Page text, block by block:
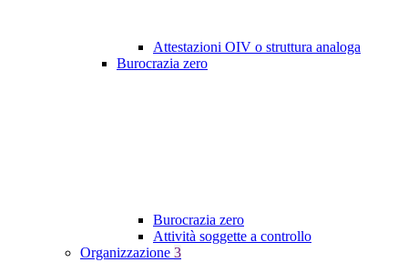
Attestazioni OIV o struttura analoga
Burocrazia zero
Burocrazia zero
Attività soggette a controllo
Organizzazione 3